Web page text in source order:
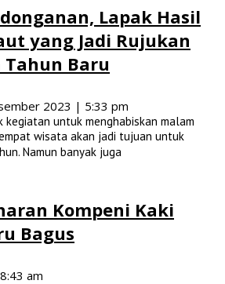
Lapak Hasil
yang Jadi Rujukan
Baru
2023 | 5:33 pm
kegiatan untuk menghabiskan malam
wisata akan jadi tujuan untuk
Namun banyak juga
Kompeni Kaki
Bagus
am